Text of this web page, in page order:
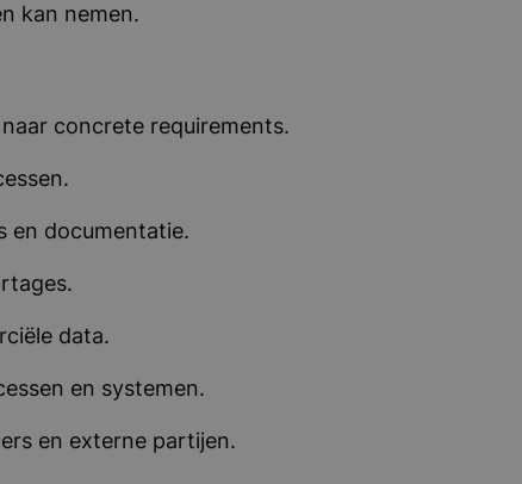
kan nemen.
concrete requirements.
en documentatie.
data.
en systemen.
en externe partijen.